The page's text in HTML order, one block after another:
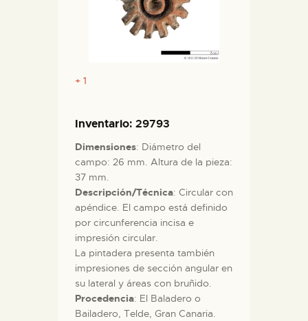
+ 1
Inventario: 29793
Dimensiones: Diámetro del
campo: 26 mm. Altura de la pieza:
37 mm.
Descripción/Técnica: Circular con
apéndice. El campo está definido
por circunferencia incisa e
impresión circular.
La pintadera presenta también
impresiones de sección angular en
su lateral y áreas con bruñido.
Procedencia: El Baladero o
Bailadero, Telde, Gran Canaria.